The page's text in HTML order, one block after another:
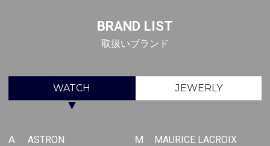
BRAND LIST
取扱いブランド
WATCH JEWERLY
▼
A ASTRON M MAURICE LACROIX